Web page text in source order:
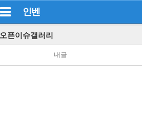
인벤
오픈이슈갤러리
내글